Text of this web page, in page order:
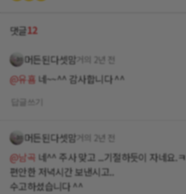
댓글12
머든된다셋맘 거의 2년 전
@유횸 네~~^^ 감사합니다 ^^
머든된다셋맘 거의 2년 전
@남곡 네^^ 주사 맞고 ...기절하듯이 자네요.ㅋ
편안한 저녁시간 보낸시고..
수고하셨습니다 ^^